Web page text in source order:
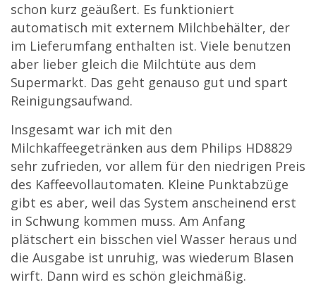
schon kurz geäußert. Es funktioniert
automatisch mit externem Milchbehälter, der
im Lieferumfang enthalten ist. Viele benutzen
aber lieber gleich die Milchtüte aus dem
Supermarkt. Das geht genauso gut und spart
Reinigungsaufwand.
Insgesamt war ich mit den
Milchkaffeegetränken aus dem Philips HD8829
sehr zufrieden, vor allem für den niedrigen Preis
des Kaffeevollautomaten. Kleine Punktabzüge
gibt es aber, weil das System anscheinend erst
in Schwung kommen muss. Am Anfang
plätschert ein bisschen viel Wasser heraus und
die Ausgabe ist unruhig, was wiederum Blasen
wirft. Dann wird es schön gleichmäßig.